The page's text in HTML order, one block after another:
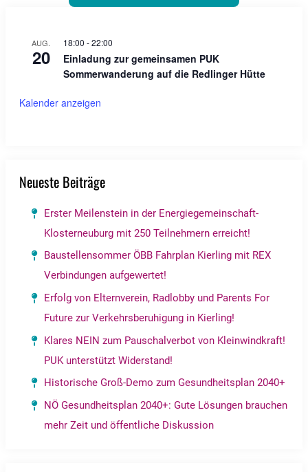
AUG.
20
18:00 -22:00
Einladung zur gemeinsamen PUK
Sommerwanderung auf die Redlinger Hütte
Kalender anzeigen
Neueste Beiträge
Erster Meilenstein in der Energiegemeinschaft-
Klosterneuburg mit 250 Teilnehmern erreicht!
Baustellensommer ÖBB Fahrplan Kierling mit REX
Verbindungen aufgewertet!
Erfolg von Elternverein, Radlobby und Parents For
Future zur Verkehrsberuhigung in Kierling!
Klares NEIN zum Pauschalverbot von Kleinwindkraft!
PUK unterstützt Widerstand!
Historische Groß-Demo zum Gesundheitsplan 2040+
NÖ Gesundheitsplan 2040+: Gute Lösungen brauchen
mehr Zeit und öffentliche Diskussion